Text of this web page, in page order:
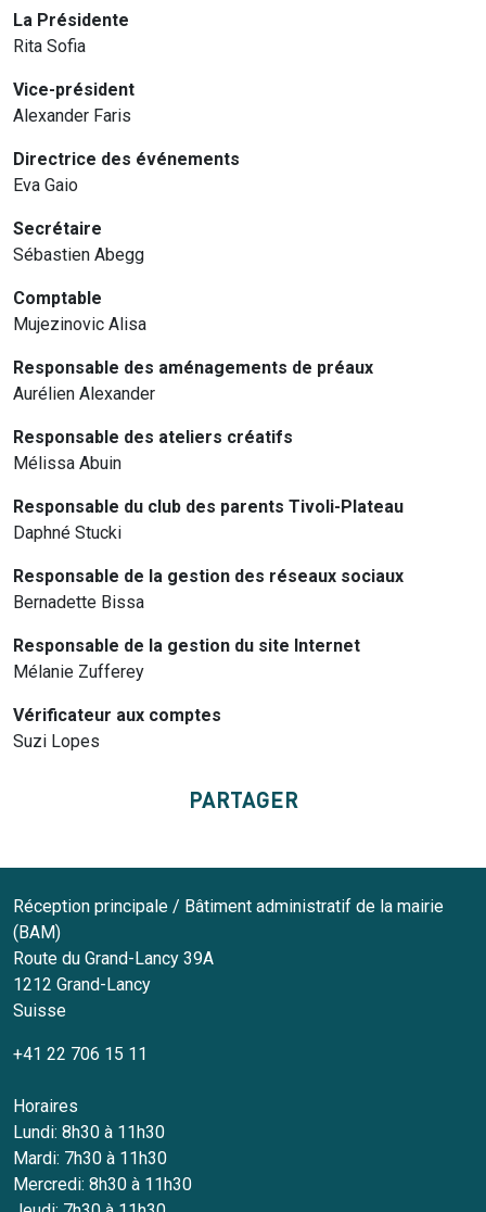
La Présidente
Rita Sofia
Vice-président
Alexander Faris
Directrice des événements
Eva Gaio
Secrétaire
Sébastien Abegg
Comptable
Mujezinovic Alisa
Responsable des aménagements de préaux
Aurélien Alexander
Responsable des ateliers créatifs
Mélissa Abuin
Responsable du club des parents Tivoli-Plateau
Daphné Stucki
Responsable de la gestion des réseaux sociaux
Bernadette Bissa
Responsable de la gestion du site Internet
Mélanie Zufferey
Vérificateur aux comptes
Suzi Lopes
PARTAGER
Réception principale / Bâtiment administratif de la mairie
(BAM)
Route du Grand-Lancy 39A
1212 Grand-Lancy
Suisse
+41 22 706 15 11
Horaires
Lundi: 8h30 à 11h30
Mardi: 7h30 à 11h30
Mercredi: 8h30 à 11h30